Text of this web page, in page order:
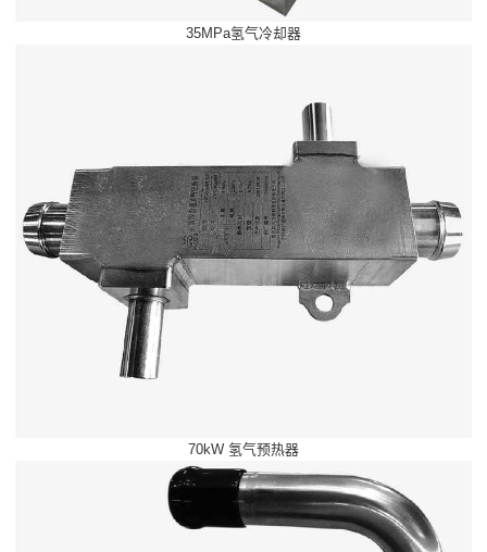
35MPa氢气冷却器
70kW 氢气预热器